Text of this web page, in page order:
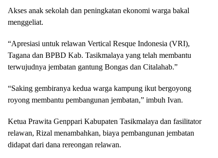
Akses anak sekolah dan peningkatan ekonomi warga bakal
menggeliat.
“Apresiasi untuk relawan Vertical Resque Indonesia (VRI),
Tagana dan BPBD Kab. Tasikmalaya yang telah membantu
terwujudnya jembatan gantung Bongas dan Citalahab.”
“Saking gembiranya kedua warga kampung ikut bergoyong
royong membantu pembangunan jembatan,” imbuh Ivan.
Ketua Prawita Genppari Kabupaten Tasikmalaya dan fasilitator
relawan, Rizal menambahkan, biaya pembangunan jembatan
didapat dari dana rereongan relawan.